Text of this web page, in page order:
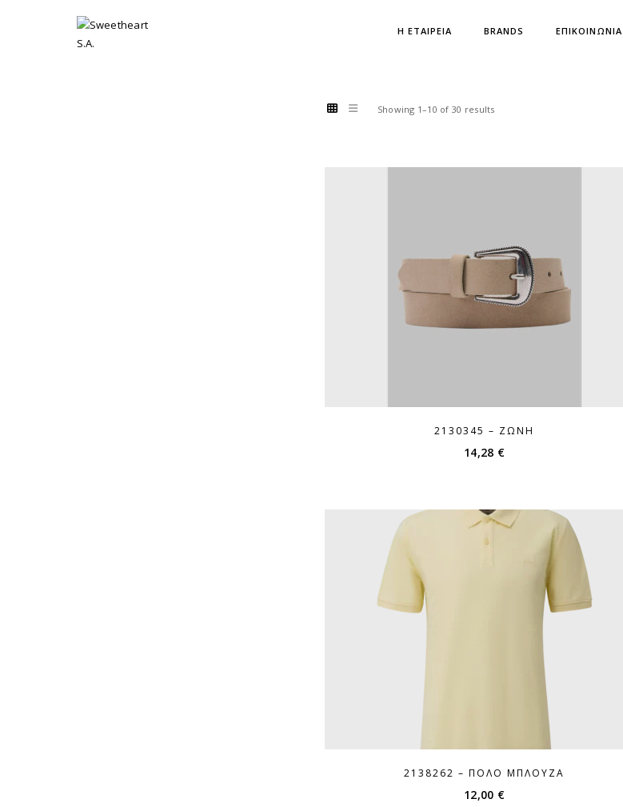
Η ΕΤΑΙΡΕΙΑ BRANDS ΕΠΙΚΟΙΝΩΝΙΑ
Showing 1–10 of 30 results
2130345 – ΖΏΝΗ
14,28 €
2138262 – ΠΌΛΟ ΜΠΛΟΎΖΑ
12,00 €